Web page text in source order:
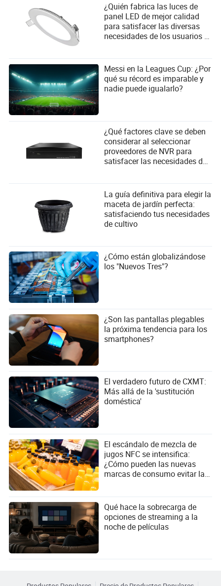
¿Quién fabrica las luces de
panel LED de mejor calidad
para satisfacer las diversas
necesidades de los usuarios y
proveedores?
Messi en la Leagues Cup: ¿Por
qué su récord es imparable y
nadie puede igualarlo?
¿Qué factores clave se deben
considerar al seleccionar
proveedores de NVR para
satisfacer las necesidades del
La guía definitiva para elegir la
maceta de jardín perfecta:
satisfaciendo tus necesidades
de cultivo
¿Cómo están globalizándose
los "Nuevos Tres"?
¿Son las pantallas plegables
la próxima tendencia para los
smartphones?
El verdadero futuro de CXMT:
Más allá de la 'sustitución
doméstica'
El escándalo de mezcla de
jugos NFC se intensifica:
¿Cómo pueden las nuevas
marcas de consumo evitar la
Qué hace la sobrecarga de
opciones de streaming a la
noche de películas